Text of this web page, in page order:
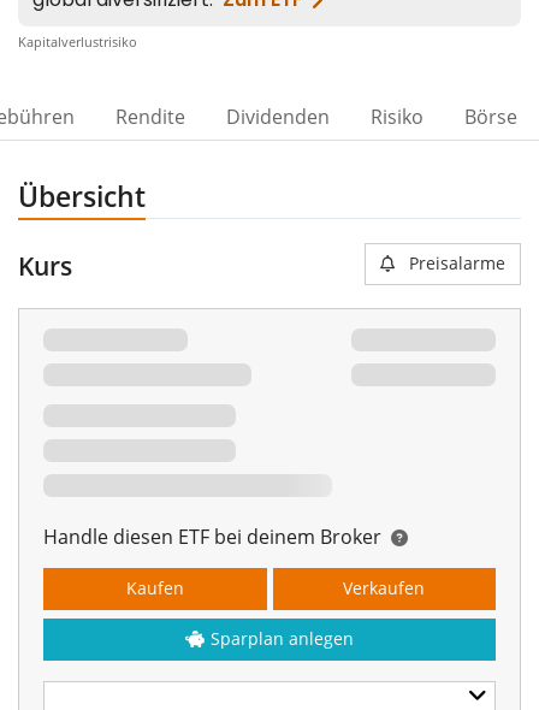
Kapitalverlustrisiko
Rendite Dividenden Risiko Börse
Übersicht
Kurs Preisalarme
Handle diesen ETF bei deinem Broker
Kaufen Verkaufen
Sparplan anlegen